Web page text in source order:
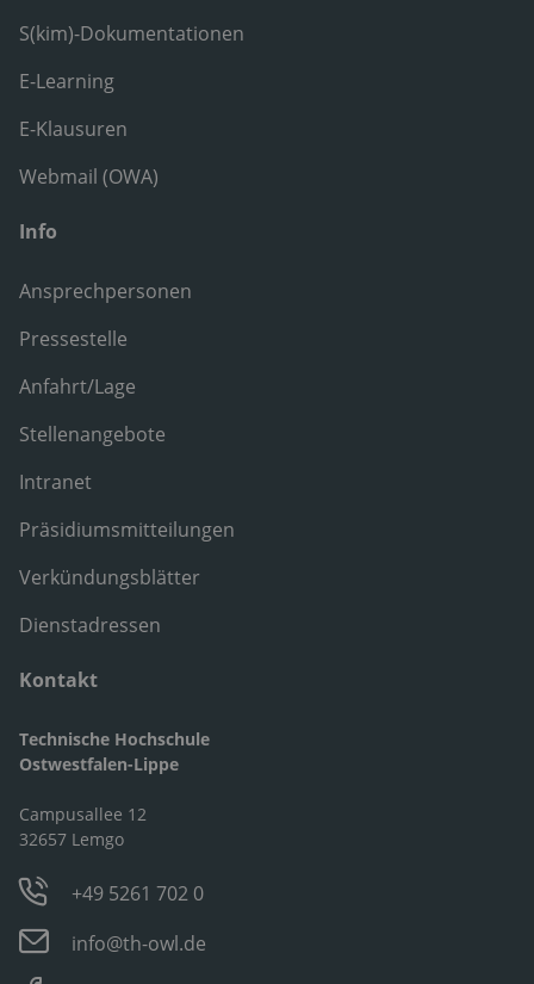
S(kim)-Dokumentationen
E-Learning
E-Klausuren
Webmail (OWA)
Info
Ansprechpersonen
Pressestelle
Anfahrt/Lage
Stellenangebote
Intranet
Präsidiumsmitteilungen
Verkündungsblätter
Dienstadressen
Kontakt
Technische Hochschule
Ostwestfalen-Lippe
Campusallee 12
32657 Lemgo
+49 5261 702 0
info@th-owl.de